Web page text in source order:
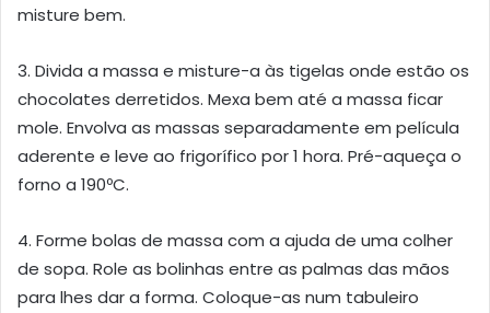
misture bem.
3. Divida a massa e misture-a às tigelas onde estão os
chocolates derretidos. Mexa bem até a massa ficar
mole. Envolva as massas separadamente em película
aderente e leve ao frigorífico por 1 hora. Pré-aqueça o
forno a 190ºC.
4. Forme bolas de massa com a ajuda de uma colher
de sopa. Role as bolinhas entre as palmas das mãos
para lhes dar a forma. Coloque-as num tabuleiro